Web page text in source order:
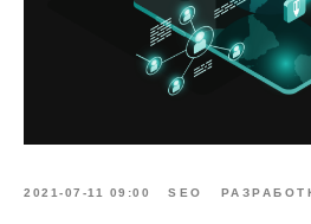
2021-07-11 09:00 SEO